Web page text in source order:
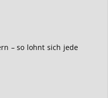
– so lohnt sich jede